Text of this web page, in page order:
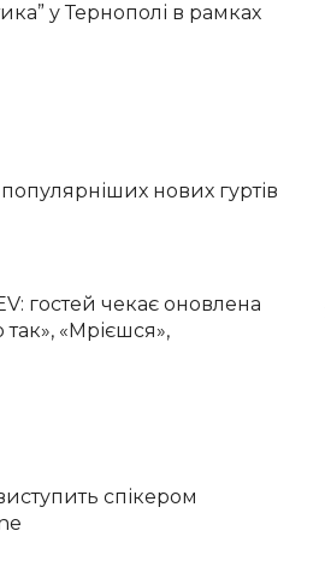
у Тернополі в рамках
нових гуртів
гостей чекає оновлена
так», «Мрієшся»,
спікером